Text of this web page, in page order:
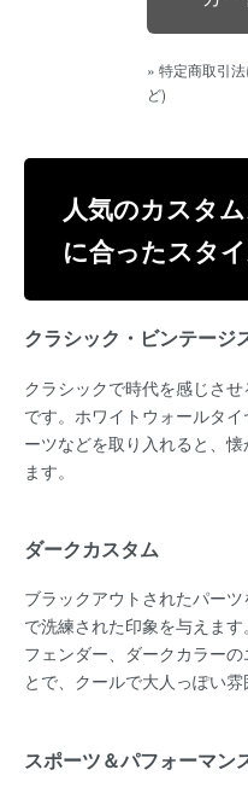
» 特定商取引
ど)
人気のカスタ
に合ったスタ
クラシック・ビンテージ
クラシックで時代を感じさ
です。ホワイトウォールタ
ーツなどを取り入れると、
ます。
ダークカスタム
ブラックアウトされたパー
で洗練された印象を与えま
フェンダー、ダークカラー
とで、クールで大人っぽい雰
スポーツ＆パフォーマン